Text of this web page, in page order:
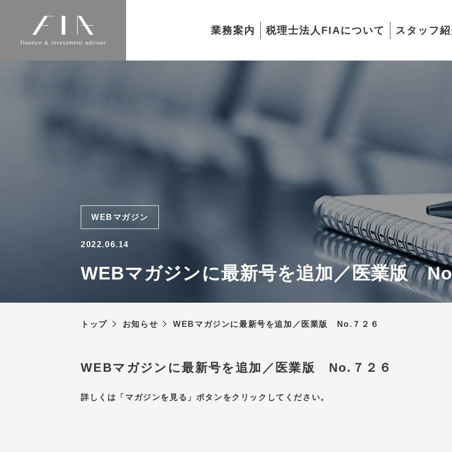
業務案内 税理士法人FIAについて スタッフ
WEBマガジン
2022.06.14
WEBマガジンに最新号を追加／医業版
トップ お知らせ WEBマガジンに最新号を追加／医業版 No.７２６
WEBマガジンに最新号を追加／医業版 No.７２６
詳しくは「マガジンを見る」ボタンをクリックしてください。